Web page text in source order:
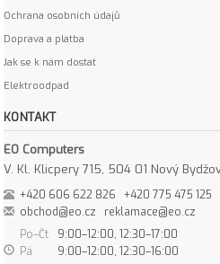
Ochrana osobních údajů
Doprava a platba
Jak se k nám dostat
Elektroodpad
KONTAKT
EO Computers
V. Kl. Klicpery 715, 504 01 Nový
+420 606 622 826
+420 775 475 125
obchod@eo.cz
reklamace@eo.cz
Po–Čt
9:00–12:00, 12:30–17:00
Pá
9:00–12:00, 12:30–16:00